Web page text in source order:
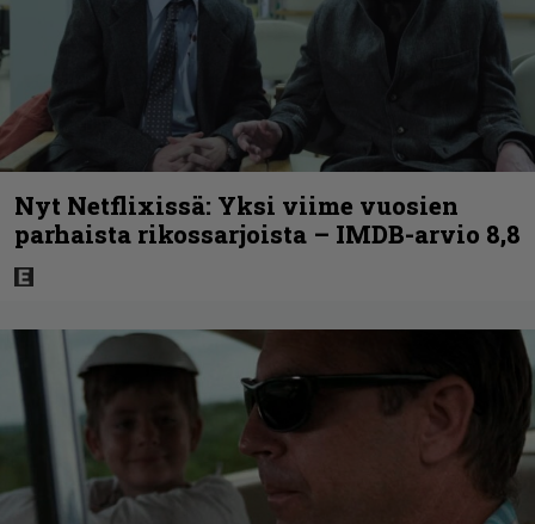
Nyt Netflixissä: Yksi viime vuosien
parhaista rikossarjoista – IMDB-arvio 8,8